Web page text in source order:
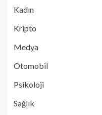
Kadın
Kripto
Medya
Otomobil
Psikoloji
Sağlık